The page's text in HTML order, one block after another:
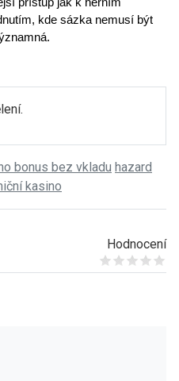
kde sázka nemusí být
bonus bez vkladu hazard
kasino
Hodnocení
Give it 1/5
Give it 2/5
Give it 3/5
Give it 4/5
Give it 5/5